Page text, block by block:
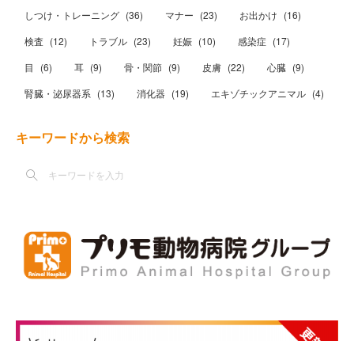
しつけ・トレーニング (36) マナー (23) お出かけ (16)
検査 (12) トラブル (23) 妊娠 (10) 感染症 (17)
目
(6) 耳 (9) 骨・関節 (9) 皮膚 (22) 心臓 (9)
腎臓・泌尿器系 (13) 消化器 (19) エキゾチックアニマル (4)
キーワードから検索